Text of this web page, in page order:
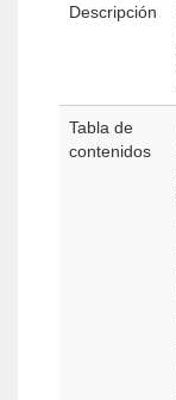
Descripción
Tabla de
contenidos